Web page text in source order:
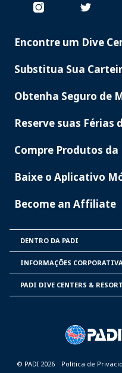
PADI
Encontre um Dive
Substitua Sua
Obtenha Seguro de
Reserve suas Férias
Compre Produtos da
Baixe o Aplicativo
Become an Affiliate
PADI
DENTRO DA PADI
INFORMATION
INFORMAÇÕES
PADI DIVE CENTERS &
© PADI 2026 Política de